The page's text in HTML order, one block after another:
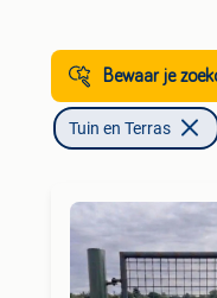
Bewaar je
Tuin en Terras